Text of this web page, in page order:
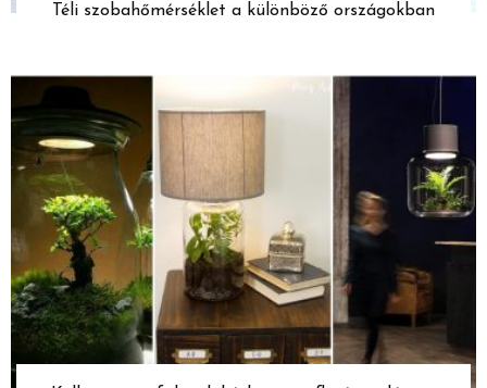
Téli szobahőmérséklet a különböző országokban